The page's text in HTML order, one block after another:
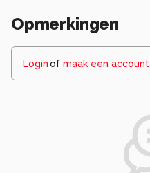
Opmerkingen
Loginof maak een account